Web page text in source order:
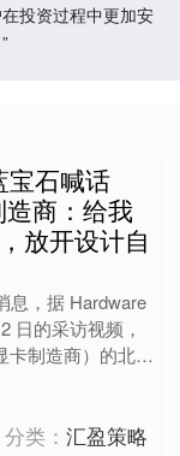
投资过程中更加安
宝石喊话
商：给我
放开设计自
息，据 Hardware
日的采访视频，
卡制造商）的北美
分类：汇盈策略